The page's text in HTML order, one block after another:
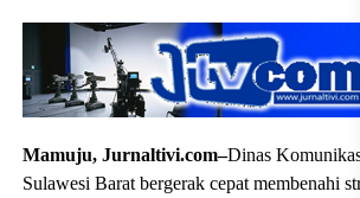
Mamuju, Jurnaltivi.com–Dinas
Sulawesi Barat bergerak cepat membenahi